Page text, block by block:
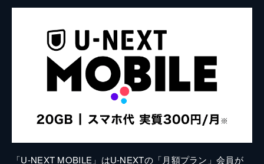
「U-NEXT MOBILE」はU-NEXTの「月額プラン」会員が